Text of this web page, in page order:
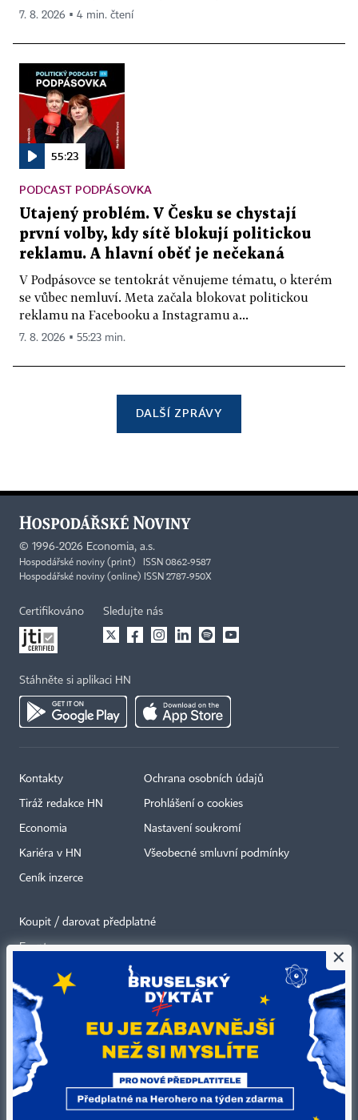
7. 8. 2026 ▪ 4 min. čtení
55:23
PODCAST PODPÁSOVKA
Utajený problém. V Česku se chystají
první volby, kdy sítě blokují politickou
reklamu. A hlavní oběť je nečekaná
V Podpásovce se tentokrát věnujeme tématu, o kterém
se vůbec nemluví. Meta začala blokovat politickou
reklamu na Facebooku a Instagramu a...
7. 8. 2026 ▪ 55:23 min.
DALŠÍ ZPRÁVY
© 1996-2026 Economia, a.s.
Hospodářské noviny (print) ISSN 0862-9587
Hospodářské noviny (online) ISSN 2787-950X
Certifikováno Sledujte nás
Stáhněte si aplikaci HN
Kontakty
Tiráž redakce HN
Economia
Kariéra v HN
Ceník inzerce
Ochrana osobních údajů
Prohlášení o cookies
Nastavení soukromí
Všeobecné smluvní podmínky
Koupit / darovat předplatné
Eventy
Newslettery
RSS kanály
Autorská práva vykonává vydavatel. Bez písemného svolení vydavatele je
zakázáno jakékoli užití částí nebo celku díla, zejména rozmnožování a šíření
jakýmkoli způsobem, mechanickým nebo elektronickým, v českém nebo
jiném jazyce. Bez souhlasu vydavatele je zakázáno též rozmnožování
obsahu pro účely automatizované analýzy textů nebo dat
×